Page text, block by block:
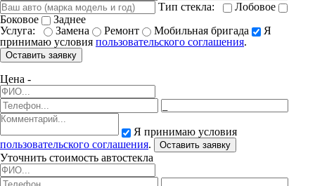
Тип стекла:
Лобовое
Боковое
Заднее
Услуга:
Замена Ремонт Мобильная бригада
Я
принимаю условия пользовательского соглашения.
Оставить заявку
Цена -
Я принимаю условия
пользовательского соглашения. Оставить заявку
Уточнить стоимость автостекла